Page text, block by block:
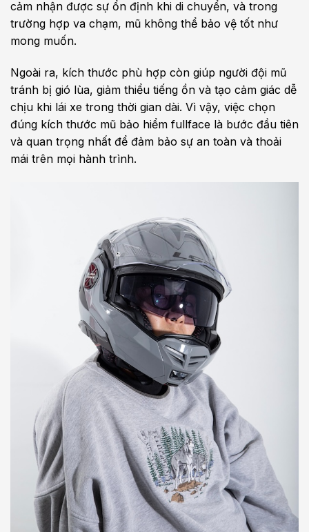
cảm nhận được sự ổn định khi di chuyển, và trong
trường hợp va chạm, mũ không thể bảo vệ tốt như
mong muốn.
Ngoài ra, kích thước phù hợp còn giúp người đội mũ
tránh bị gió lùa, giảm thiểu tiếng ồn và tạo cảm giác dễ
chịu khi lái xe trong thời gian dài. Vì vậy, việc chọn
đúng kích thước mũ bảo hiểm fullface là bước đầu tiên
và quan trọng nhất để đảm bảo sự an toàn và thoải
mái trên mọi hành trình.